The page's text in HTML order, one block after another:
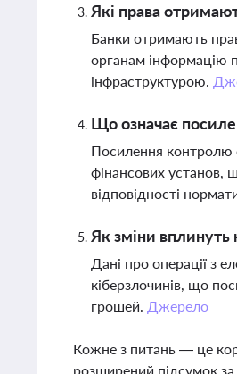
Які права
Банки отримають
органам інформацію
інфраструктурою.
Що означає
Посилення контролю
фінансових установ,
відповідності
Як зміни вплинуть
Дані про операції з
кіберзлочинів, що
грошей. Джерело
Кожне з питань — це
розширений підсумок